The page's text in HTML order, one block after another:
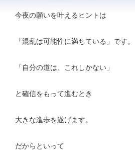
今夜の願いを叶えるヒントは
「混乱は可能性に満ちている」です。
「自分の道は、これしかない」
と確信をもって進むとき
大きな進歩を遂げます。
だからといって